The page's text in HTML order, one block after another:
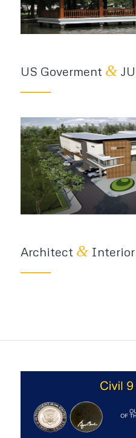
US Goverment &
Architect &Interior